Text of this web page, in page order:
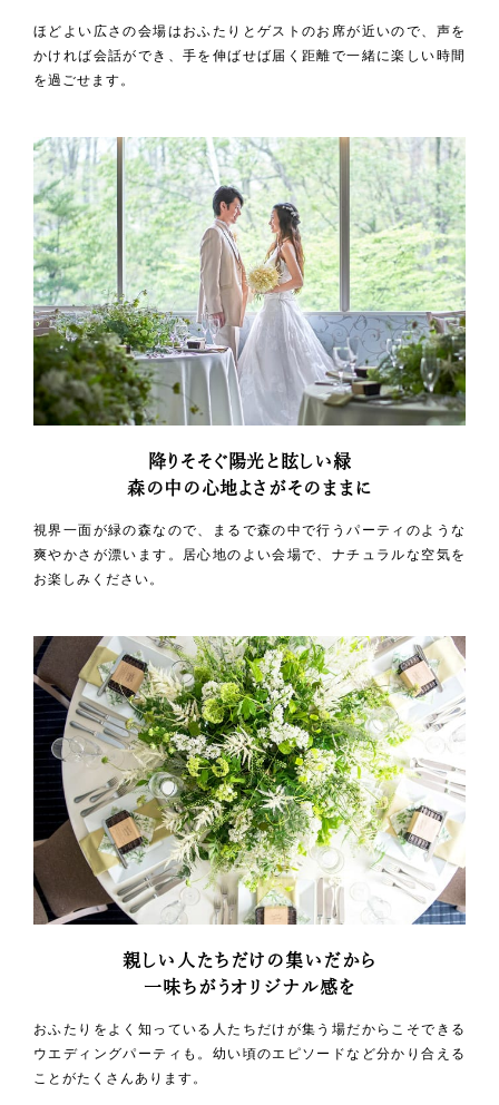
ほどよい広さの会場はおふたりとゲストのお席が近いので、声を
かければ会話ができ、手を伸ばせば届く距離で一緒に楽しい時間
を過ごせます。
降りそそぐ陽光と眩しい緑
森の中の心地よさがそのままに
視界一面が緑の森なので、まるで森の中で行うパーティのような
爽やかさが漂います。居心地のよい会場で、ナチュラルな空気を
お楽しみください。
親しい人たちだけの集いだから
一味ちがうオリジナル感を
おふたりをよく知っている人たちだけが集う場だからこそできる
ウエディングパーティも。幼い頃のエピソードなど分かり合える
ことがたくさんあります。